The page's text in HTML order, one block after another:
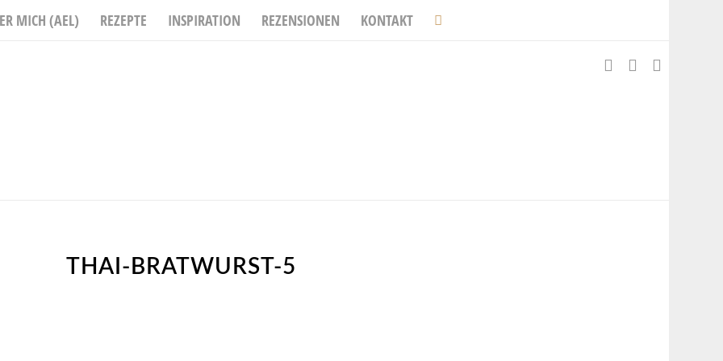
MICH (AEL) REZEPTE INSPIRATION REZENSIONEN KONTAKT
THAI-BRATWURST-5